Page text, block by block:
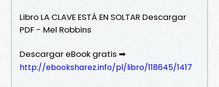
Libro LA CLAVE ESTÁ EN SOLTAR Descargar
PDF - Mel Robbins
Descargar eBook gratis ➡
http://ebooksharez.info/pl/libro/118645/1417